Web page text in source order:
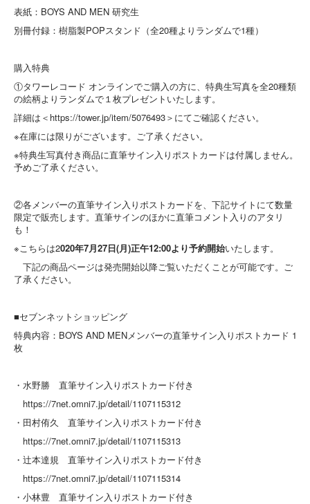
表紙：BOYS AND MEN 研究生
別冊付録：樹脂製POPスタンド（全20種よりランダムで1種）
購入特典
①タワーレコード オンラインでご購入の方に、特典生写真を全20種類
の絵柄よりランダムで１枚プレゼントいたします。
詳細は＜https://tower.jp/item/5076493＞にてご確認ください。
※在庫には限りがございます。ご了承ください。
※特典生写真付き商品に直筆サイン入りポストカードは付属しません。
予めご了承ください。
②各メンバーの直筆サイン入りポストカードを、下記サイトにて数量
限定で販売します。直筆サインのほかに直筆コメント入りのアタリ
も！
※こちらは2020年7月27日(月)正午12:00より予約開始いたします。
下記の商品ページは発売開始以降ご覧いただくことが可能です。ご
了承ください。
■セブンネットショッピング
特典内容：BOYS AND MENメンバーの直筆サイン入りポストカード 1
枚
・水野勝 直筆サイン入りポストカード付き
https://7net.omni7.jp/detail/1107115312
・田村侑久 直筆サイン入りポストカード付き
https://7net.omni7.jp/detail/1107115313
・辻本達規 直筆サイン入りポストカード付き
https://7net.omni7.jp/detail/1107115314
・小林豊 直筆サイン入りポストカード付き